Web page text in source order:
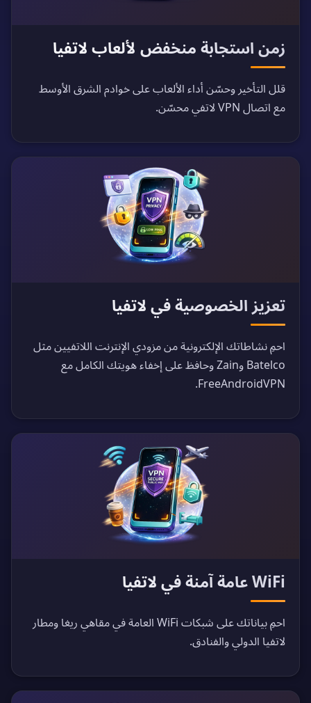
زمن استجابة منخفض لألعاب لاتفيا
قلل التأخير وحسّن أداء الألعاب على خوادم الشرق الأوسط
مع اتصال VPN لاتفي محسّن.
تعزيز الخصوصية في لاتفيا
احمِ نشاطاتك الإلكترونية من مزودي الإنترنت اللاتفيين مثل
Batelco وZain وحافظ على إخفاء هويتك الكامل مع
FreeAndroidVPN.
WiFi عامة آمنة في لاتفيا
احمِ بياناتك على شبكات WiFi العامة في مقاهي ريغا ومطار
لاتفيا الدولي والفنادق.